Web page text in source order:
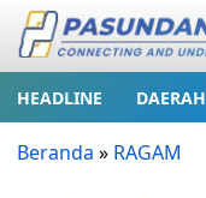
HEADLINE DAERAH
Beranda » RAGAM